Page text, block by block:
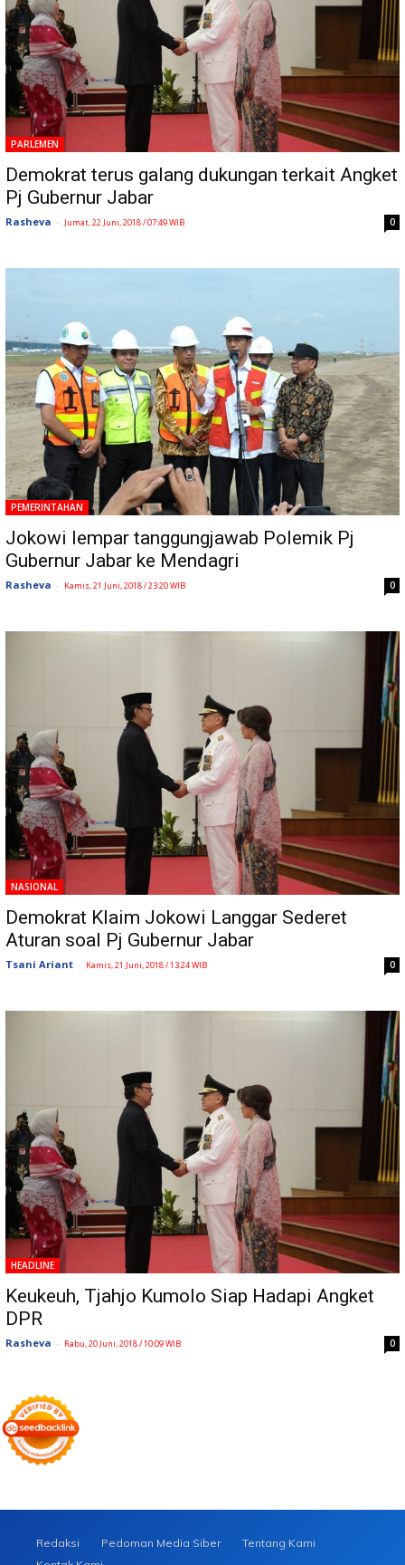
PARLEMEN
Demokrat terus galang dukungan terkait Angket
Pj Gubernur Jabar
Rasheva - Jumat, 22 Juni, 2018 / 07:49 WIB 0
PEMERINTAHAN
Jokowi lempar tanggungjawab Polemik Pj
Gubernur Jabar ke Mendagri
Rasheva - Kamis, 21 Juni, 2018 / 23:20 WIB 0
NASIONAL
Demokrat Klaim Jokowi Langgar Sederet
Aturan soal Pj Gubernur Jabar
Tsani Ariant - Kamis, 21 Juni, 2018 / 13:24 WIB 0
HEADLINE
Keukeuh, Tjahjo Kumolo Siap Hadapi Angket
DPR
Rasheva - Rabu, 20 Juni, 2018 / 10:09 WIB 0
Redaksi Pedoman Media Siber
Tentang Kami